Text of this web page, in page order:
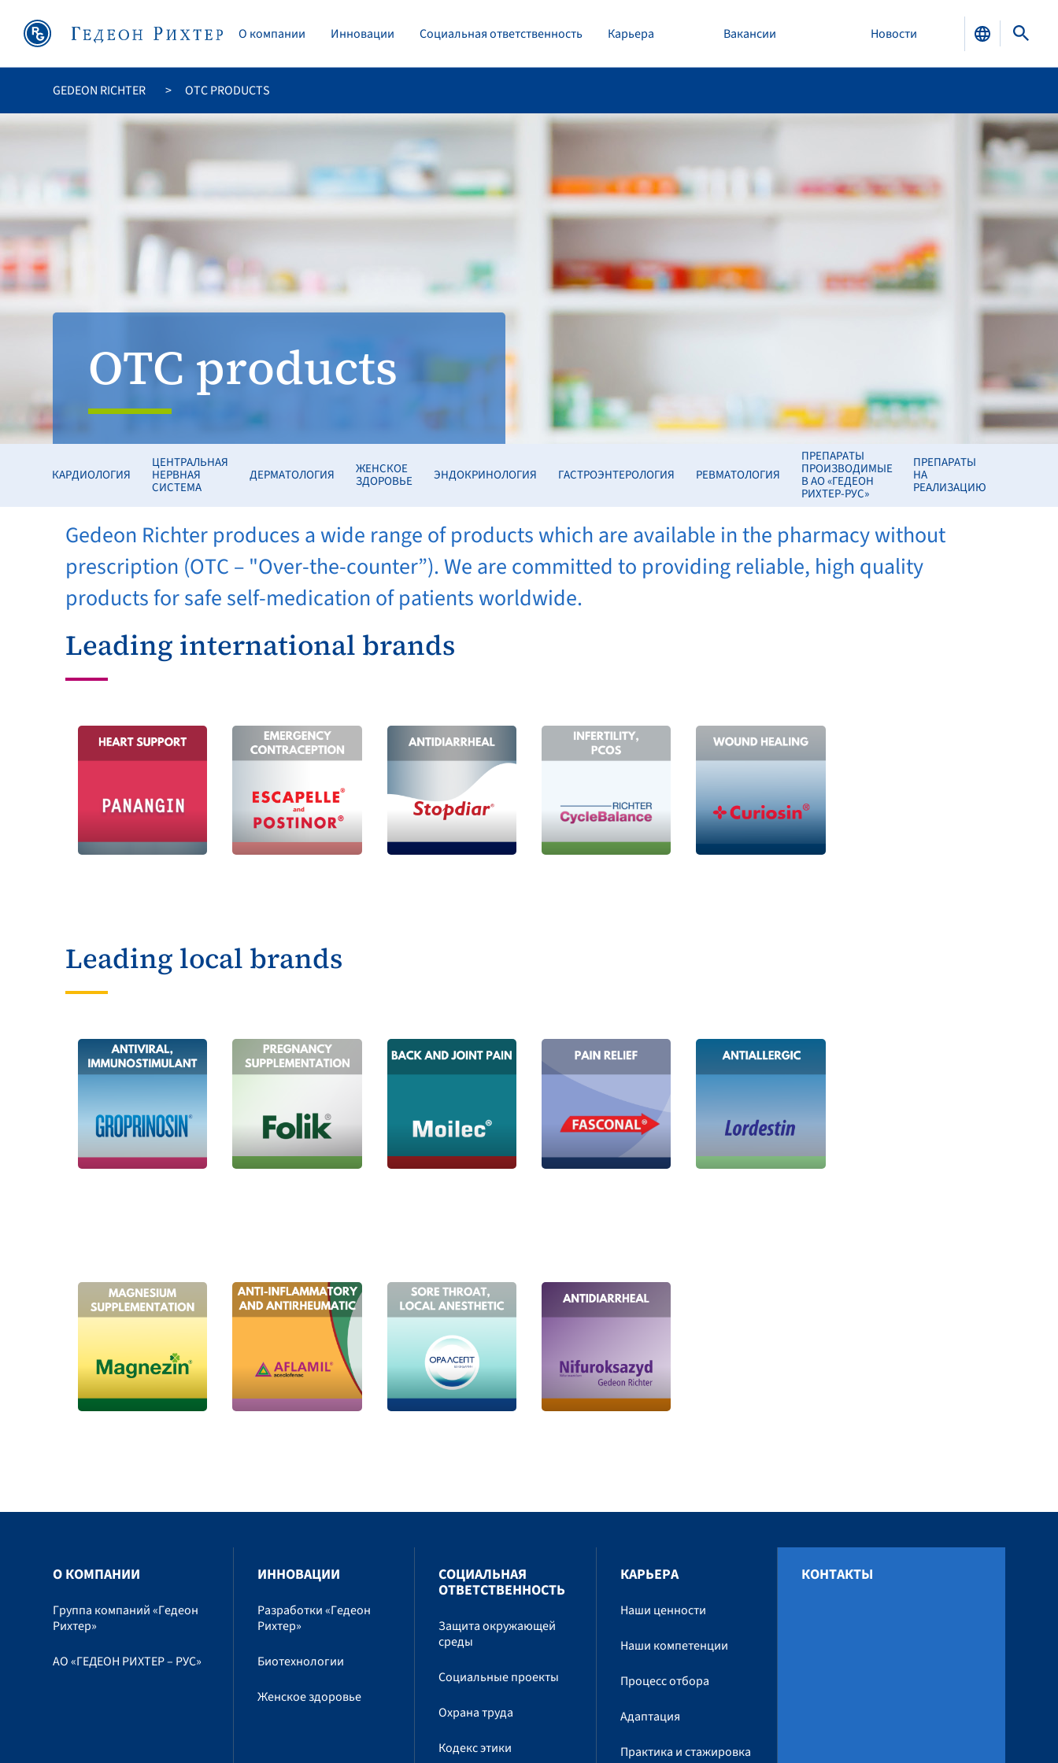
O компании Инновации Социальная ответственность Карьера Вакансии Новости
GEDEON RICHTER OTC PRODUCTS
OTC products
КАРДИОЛОГИЯ
ЦЕНТРАЛЬНАЯ
НЕРВНАЯ
СИСТЕМА
ДЕРМАТОЛОГИЯ ЖЕНСКОЕ
ЗДОРОВЬЕ ЭНДОКРИНОЛОГИЯ ГАСТРОЭНТЕРОЛОГИЯ РЕВМАТОЛОГИЯ
ПРЕПАРАТЫ
ПРОИЗВОДИМЫЕ
В АО «ГЕДЕОН
РИХТЕР-РУС»
ПРЕПАРАТЫ
НА
РЕАЛИЗАЦИЮ
Gedeon Richter produces a wide range of products which are available in the pharmacy without
prescription (OTC – "Over-the-counter”). We are committed to providing reliable, high quality
products for safe self-medication of patients worldwide.
Leading international brands
Leading local brands
O КОМПАНИИ
Группа компаний «Гедеон
Рихтер»
АО «ГЕДЕОН РИХТЕР – РУС»
ИННОВАЦИИ
Разработки «Гедеон
Рихтер»
Биотехнологии
Женское здоровье
СОЦИАЛЬНАЯ
ОТВЕТСТВЕННОСТЬ
Защита окружающей
среды
Социальные проекты
Охрана труда
Кодекс этики
КАРЬЕРА
Наши ценности
Наши компетенции
Процесс отбора
Адаптация
Практика и стажировка
КОНТАКТЫ